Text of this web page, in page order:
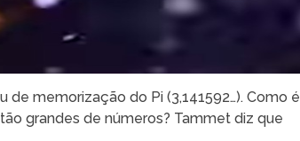
memorização do Pi (3,141592…). Como é
grandes de números? Tammet diz que